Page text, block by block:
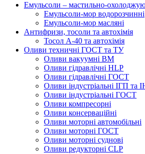
Емульсоли – мастильно-
Емульсоли-мор водорозчинні
Емульсоли-мор масляні
Антифризи, тосоли та автохімія
Тосол А-40 та автохімія
Оливи техничні ГОСТ та ТУ
Оливи вакуумні ВМ
Оливи гідравлічні HLP
Оливи гідравлічні ГОСТ
Оливи індустріальні ІГП та
Оливи індустріальні ГОСТ
Оливи компресорні
Оливи консерваційні
Оливи моторні автомобільні
Оливи моторні ГОСТ
Оливи моторні суднові
Оливи редукторні CLP